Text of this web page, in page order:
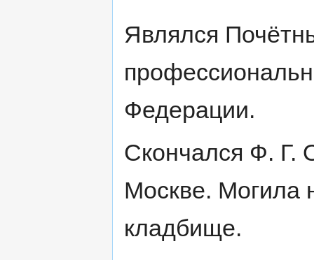
Являлся
Федерации.
Скончался Ф. Г.
Москве. Могила
кладбище.